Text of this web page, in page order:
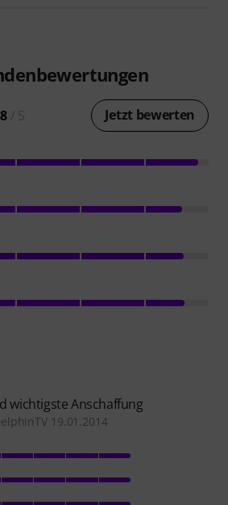
Jetzt bewerten
wichtigste Anschaffung
19.01.2014